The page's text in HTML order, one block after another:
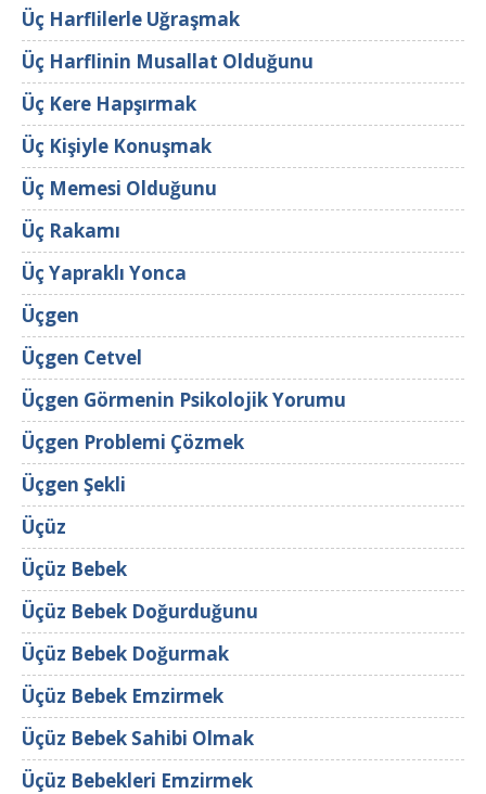
Üç Harflilerle Uğraşmak
Üç Harflinin Musallat Olduğunu
Üç Kere Hapşırmak
Üç Kişiyle Konuşmak
Üç Memesi Olduğunu
Üç Rakamı
Üç Yapraklı Yonca
Üçgen
Üçgen Cetvel
Üçgen Görmenin Psikolojik Yorumu
Üçgen Problemi Çözmek
Üçgen Şekli
Üçüz
Üçüz Bebek
Üçüz Bebek Doğurduğunu
Üçüz Bebek Doğurmak
Üçüz Bebek Emzirmek
Üçüz Bebek Sahibi Olmak
Üçüz Bebekleri Emzirmek